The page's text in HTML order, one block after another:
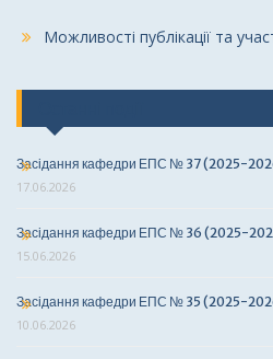
Можливості публікації та
Засідання кафедри ЕПС № 37 (2025-
17.06.2026
Засідання кафедри ЕПС № 36 (2025-
15.06.2026
Засідання кафедри ЕПС № 35 (2025-
10.06.2026